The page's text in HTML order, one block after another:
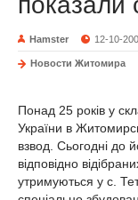
Hamster 12-10-
Новости Житомира
Понад 25 років у
України в
взвод. Сьогодні до
відповідно
утримуються у с.